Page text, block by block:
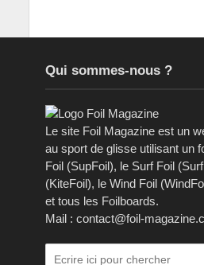
Qui sommes-nous ?
Le site Foil Magazine est un
au sport de glisse utilisant un
Foil (SupFoil), le Surf Foil
(KiteFoil), le Wind Foil
et tous les Foilboards.
Mail : contact@foil-